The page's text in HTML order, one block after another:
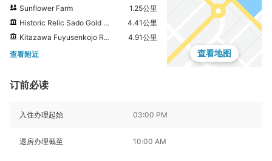
Sunflower Farm
1.25公里
Historic Relic Sado Gold Mine
4.41公里
Kitazawa Fuyusenkojo Remains
4.91公里
查看附近
查看地图
订前必读
入住办理起始 03:00 PM
退房办理截至 10:00 AM